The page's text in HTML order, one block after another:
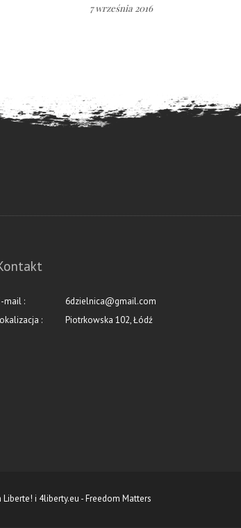
7 września 2016
mail :
6dzielnica@gmail.com
:
Piotrkowska 102, Łódź
Liberte! i 4liberty.eu - Freedom Matters